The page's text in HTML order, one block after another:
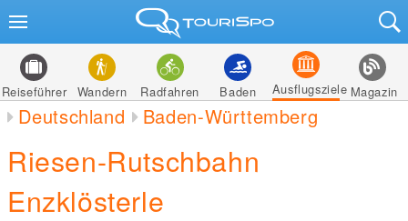
Reiseführer Wandern Radfahren Baden Ausflugsziele Magazin
Deutschland Baden-Württemberg
Riesen-Rutschbahn
Enzklösterle